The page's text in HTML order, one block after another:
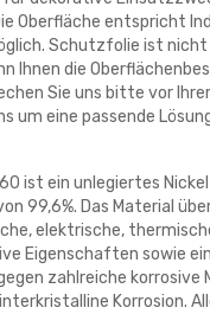
Oberfläche entspricht
Schutzfolie ist nicht
Ihnen die
Sie uns bitte vor
um eine passende
ist ein unlegiertes
99,6%. Das Material
elektrische,
Eigenschaften sowie
zahlreiche korrosive
Korrosion.